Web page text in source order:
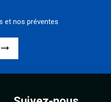
et nos préventes